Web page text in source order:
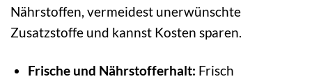
Nährstoffen, vermeidest unerwünschte
Zusatzstoffe und kannst Kosten sparen.
Frische und Nährstofferhalt: Frisch